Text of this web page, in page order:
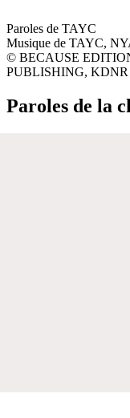
Paroles de TAYC
Musique de TAYC,
© BECAUSE
PUBLISHING,
Paroles de la